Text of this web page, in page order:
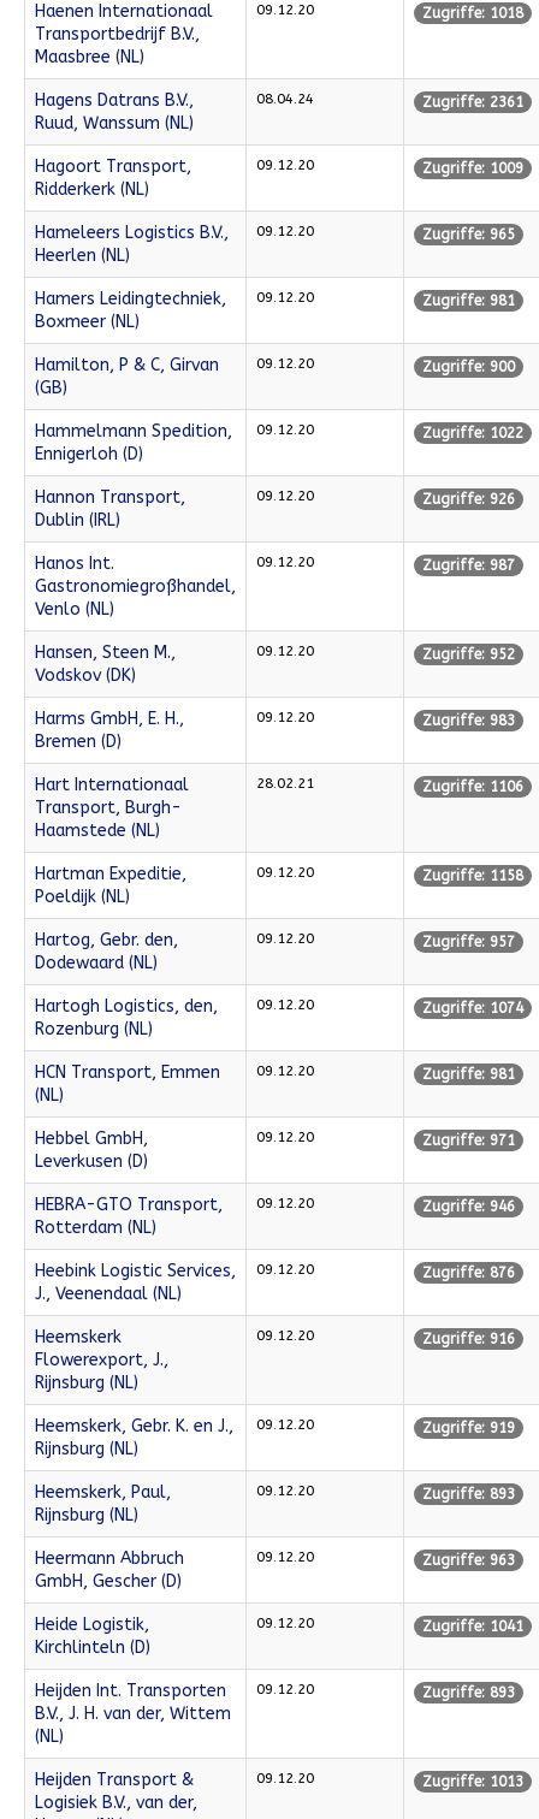
Haenen Internationaal
Transportbedrijf B.V.,
Maasbree (NL)
09.12.20 Zugriffe: 1018
Hagens Datrans B.V.,
Ruud, Wanssum (NL)
08.04.24 Zugriffe: 2361
Hagoort Transport,
Ridderkerk (NL)
09.12.20 Zugriffe: 1009
Hameleers Logistics B.V.,
Heerlen (NL)
09.12.20 Zugriffe: 965
Hamers Leidingtechniek,
Boxmeer (NL)
09.12.20 Zugriffe: 981
Hamilton, P & C, Girvan
(GB)
09.12.20 Zugriffe: 900
Hammelmann Spedition,
Ennigerloh (D)
09.12.20 Zugriffe: 1022
Hannon Transport,
Dublin (IRL)
09.12.20 Zugriffe: 926
Hanos Int.
Gastronomiegroßhandel,
Venlo (NL)
09.12.20 Zugriffe: 987
Hansen, Steen M.,
Vodskov (DK)
09.12.20 Zugriffe: 952
Harms GmbH, E. H.,
Bremen (D)
09.12.20 Zugriffe: 983
Hart Internationaal
Transport, Burgh-
Haamstede (NL)
28.02.21 Zugriffe: 1106
Hartman Expeditie,
Poeldijk (NL)
09.12.20 Zugriffe: 1158
Hartog, Gebr. den,
Dodewaard (NL)
09.12.20 Zugriffe: 957
Hartogh Logistics, den,
Rozenburg (NL)
09.12.20 Zugriffe: 1074
HCN Transport, Emmen
(NL)
09.12.20 Zugriffe: 981
Hebbel GmbH,
Leverkusen (D)
09.12.20 Zugriffe: 971
HEBRA-GTO Transport,
Rotterdam (NL)
09.12.20 Zugriffe: 946
Heebink Logistic Services,
J., Veenendaal (NL)
09.12.20 Zugriffe: 876
Heemskerk
Flowerexport, J.,
Rijnsburg (NL)
09.12.20 Zugriffe: 916
Heemskerk, Gebr. K. en J.,
Rijnsburg (NL)
09.12.20 Zugriffe: 919
Heemskerk, Paul,
Rijnsburg (NL)
09.12.20 Zugriffe: 893
Heermann Abbruch
GmbH, Gescher (D)
09.12.20 Zugriffe: 963
Heide Logistik,
Kirchlinteln (D)
09.12.20 Zugriffe: 1041
Heijden Int. Transporten
B.V., J. H. van der, Wittem
(NL)
09.12.20 Zugriffe: 893
Heijden Transport &
Logisiek B.V., van der,
09.12.20 Zugriffe: 1013